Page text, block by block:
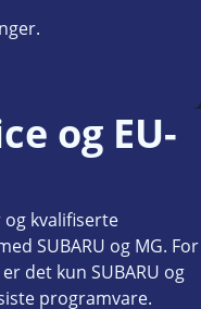
og EU-
kvalifiserte
SUBARU og MG. For
det kun SUBARU og
programvare.